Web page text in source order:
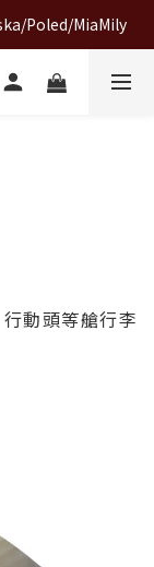
票熱賣中
Poled/MiaMily
票熱賣中
動頭等艙行李